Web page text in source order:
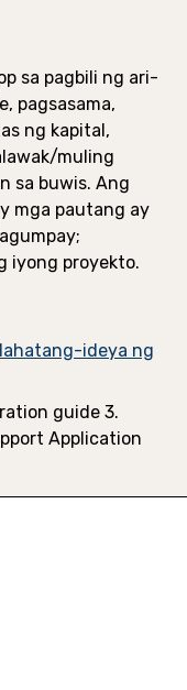
sa pagbili ng ari-
pagsasama,
ng kapital,
muling
sa buwis. Ang
mga pautang ay
iyong proyekto.
ideya ng
guide 3.
Application